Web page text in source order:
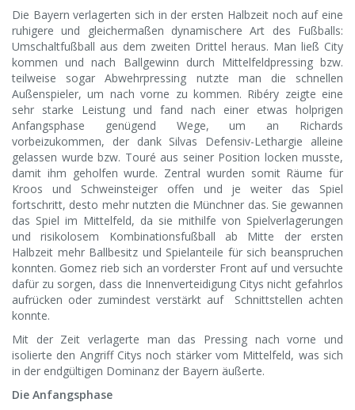
Die Bayern verlagerten sich in der ersten Halbzeit noch auf eine
ruhigere und gleichermaßen dynamischere Art des Fußballs:
Umschaltfußball aus dem zweiten Drittel heraus. Man ließ City
kommen und nach Ballgewinn durch Mittelfeldpressing bzw.
teilweise sogar Abwehrpressing nutzte man die schnellen
Außenspieler, um nach vorne zu kommen. Ribéry zeigte eine
sehr starke Leistung und fand nach einer etwas holprigen
Anfangsphase genügend Wege, um an Richards
vorbeizukommen, der dank Silvas Defensiv-Lethargie alleine
gelassen wurde bzw. Touré aus seiner Position locken musste,
damit ihm geholfen wurde. Zentral wurden somit Räume für
Kroos und Schweinsteiger offen und je weiter das Spiel
fortschritt, desto mehr nutzten die Münchner das. Sie gewannen
das Spiel im Mittelfeld, da sie mithilfe von Spielverlagerungen
und risikolosem Kombinationsfußball ab Mitte der ersten
Halbzeit mehr Ballbesitz und Spielanteile für sich beanspruchen
konnten. Gomez rieb sich an vorderster Front auf und versuchte
dafür zu sorgen, dass die Innenverteidigung Citys nicht gefahrlos
aufrücken oder zumindest verstärkt auf Schnittstellen achten
konnte.
Mit der Zeit verlagerte man das Pressing nach vorne und
isolierte den Angriff Citys noch stärker vom Mittelfeld, was sich
in der endgültigen Dominanz der Bayern äußerte.
Die Anfangsphase